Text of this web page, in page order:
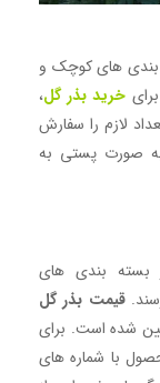
بندی های کوچک و
خرید بذر گل،
لازم را سفارش
صورت پستی به
بسته بندی های
قیمت بذر گل
تومان تعیین شده است. برای
با شماره های